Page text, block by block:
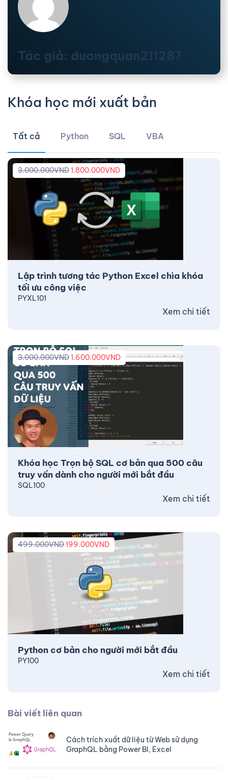
Tác giả: duongquan211287
Khóa học mới xuất bản
Tất cả Python SQL VBA
Lập trình tương tác Python Excel chìa khóa
tối ưu công việc
3.000.000VND1.800.000VND
PYXL101
Xem chi tiết
Khóa học Trọn bộ SQL cơ bản qua 500 câu
truy vấn dành cho người mới bắt đầu
3.000.000VND1.600.000VND
SQL100
Xem chi tiết
Python cơ bản cho người mới bắt đầu
499.000VND199.000VND
PY100
Xem chi tiết
Bài viết liên quan
Cách trích xuất dữ liệu từ Web sử dụng
GraphQL bằng Power BI, Excel